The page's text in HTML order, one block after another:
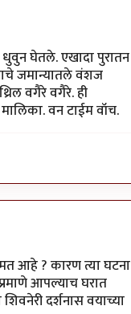
धुवुन घेतले. एखादा पुरातन
जमान्यातले वंशज
वगैरे वगैरे. ही
वन टाईम वॉच.
आहे ? कारण त्या घटना
आपल्याच घरात
दर्शनास वयाच्या